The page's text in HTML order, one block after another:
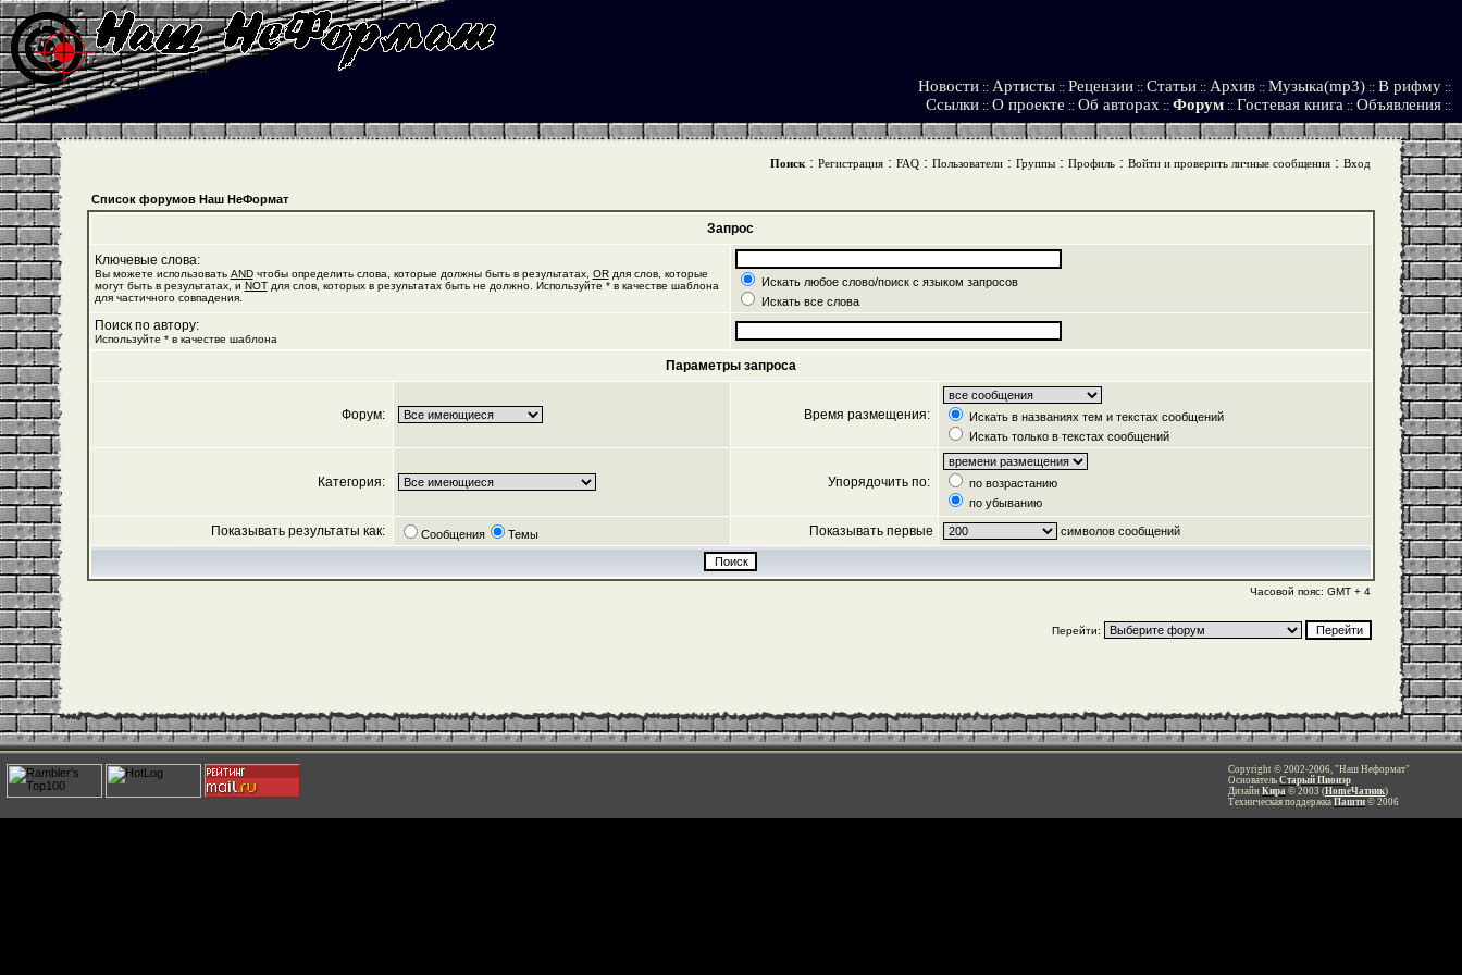
Новости :: Артисты :: Рецензии :: Статьи :: Архив :: Музыка(mp3) :: В рифму ::
Ссылки :: О проекте :: Об авторах :: Форум :: Гостевая книга :: Объявления ::
Поиск: Регистрация: FAQ: Пользователи: Группы: Профиль: Войти и проверить личные сообщения: Вход
Список форумов Наш НеФормат
Запрос
Ключевые слова:
Вы можете использовать ANDчтобы определить слова, которые должны быть в результатах, ORдля слов, которые
могут быть в результатах, и NOTдля слов, которых в результатах быть не должно. Используйте * в качестве шаблона
для частичного совпадения.
Искать любое слово/поиск с языком запросов
Искать все слова
Поиск по автору:
Используйте * в качестве шаблона
Параметры запроса
Форум: Время размещения:
Искать в названиях тем и текстах сообщений
Искать только в текстах сообщений
Категория: Упорядочить по:
по возрастанию
по убыванию
Показывать результаты как: Сообщения Темы Показывать первые символов сообщений
Часовой пояс: GMT + 4
Перейти:
Copyright © 2002-2006, "Наш Неформат"
Основатель Старый Пионэр
Дизайн Кира © 2003 (HomeЧатник)
Техническая поддержка Пашти © 2006